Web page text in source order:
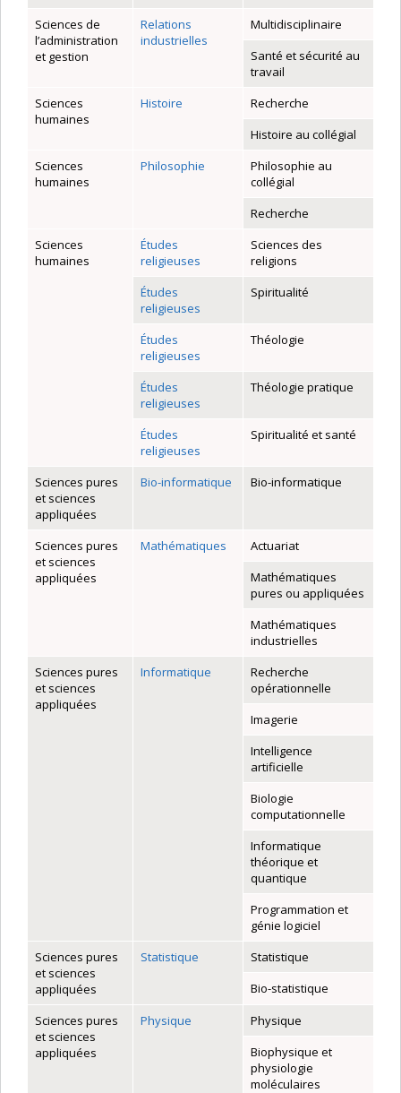
Sciences de
l’administration
et gestion
Relations
industrielles
Multidisciplinaire
Santé et sécurité au
travail
Sciences
humaines
Histoire
Recherche
Histoire au collégial
Sciences
humaines
Philosophie
Philosophie au
collégial
Recherche
Sciences
humaines
Études
religieuses
Sciences des
religions
Études
religieuses
Spiritualité
Études
religieuses
Théologie
Études
religieuses
Théologie pratique
Études
religieuses
Spiritualité et santé
Sciences pures
et sciences
appliquées
Bio-informatique Bio-informatique
Sciences pures
et sciences
appliquées
Mathématiques
Actuariat
Mathématiques
pures ou appliquées
Mathématiques
industrielles
Sciences pures
et sciences
appliquées
Informatique
Recherche
opérationnelle
Imagerie
Intelligence
artificielle
Biologie
computationnelle
Informatique
théorique et
quantique
Programmation et
génie logiciel
Sciences pures
et sciences
appliquées
Statistique
Statistique
Bio-statistique
Sciences pures
et sciences
appliquées
Physique
Physique
Biophysique et
physiologie
moléculaires